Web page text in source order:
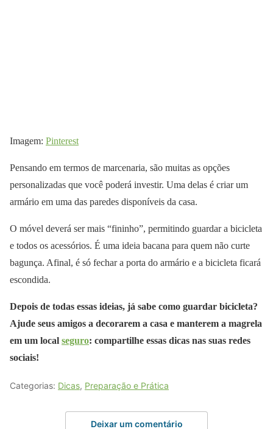
Imagem: Pinterest
Pensando em termos de marcenaria, são muitas as opções
personalizadas que você poderá investir. Uma delas é criar um
armário em uma das paredes disponíveis da casa.
O móvel deverá ser mais “fininho”, permitindo guardar a bicicleta
e todos os acessórios. É uma ideia bacana para quem não curte
bagunça. Afinal, é só fechar a porta do armário e a bicicleta ficará
escondida.
Depois de todas essas ideias, já sabe como guardar bicicleta?
Ajude seus amigos a decorarem a casa e manterem a magrela
em um local seguro: compartilhe essas dicas nas suas redes
sociais!
Categorias: Dicas, Preparação e Prática
Deixar um comentário